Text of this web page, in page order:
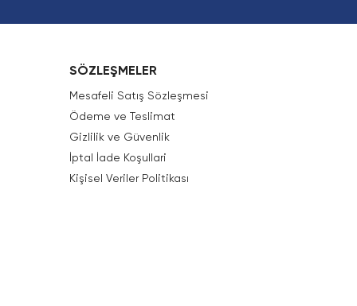
SÖZLEŞMELER
Mesafeli Satış Sözleşmesi
Ödeme ve Teslimat
Gizlilik ve Güvenlik
İptal İade Koşullari
Kişisel Veriler Politikası